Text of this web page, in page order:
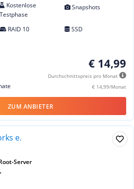
Kostenlose
Testphase
Snapshots
RAID 10 SSD
€ 14,99
Durchschnittspreis pro Monat
€ 14,99/Monat
ZUM ANBIETER
Server